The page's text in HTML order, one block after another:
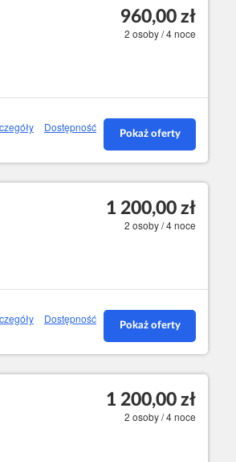
960,00 zł
2 osoby / 4 noce
Dostępność
Pokaż oferty
1 200,00 zł
2 osoby / 4 noce
Dostępność
Pokaż oferty
1 200,00 zł
2 osoby / 4 noce